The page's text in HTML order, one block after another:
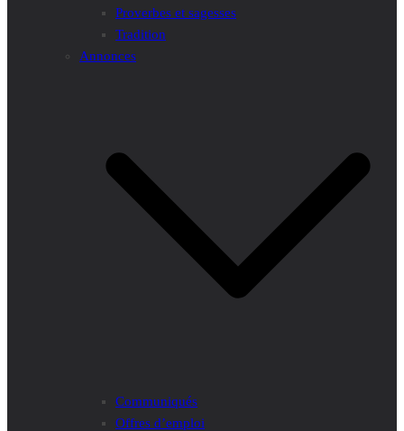
Proverbes et sagesses
Tradition
Annonces
Communiqués
Offres d’emploi